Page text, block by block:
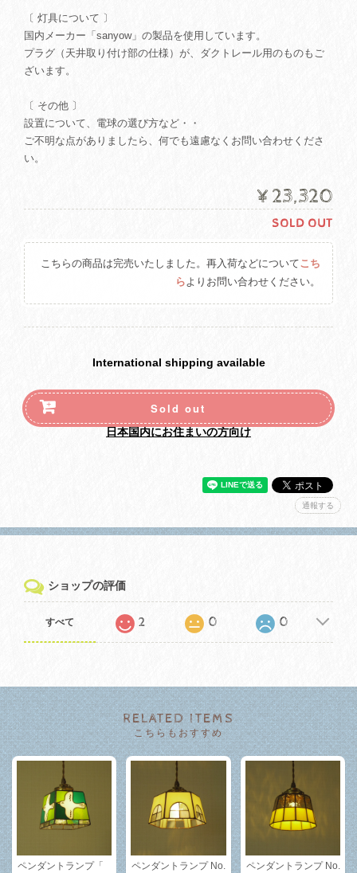
〔 灯具について 〕
国内メーカー「sanyow」の製品を使用しています。
プラグ（天井取り付け部の仕様）が、ダクトレール用のものもご
ざいます。
〔 その他 〕
設置について、電球の選び方など・・
ご不明な点がありましたら、何でも遠慮なくお問い合わせくださ
い。
¥23,320
SOLD OUT
こちらの商品は完売いたしました。再入荷などについてこち
らよりお問い合わせください。
International shipping available
Sold out
日本国内にお住まいの方向け
通報する
ショップの評価
すべて 2 0 0
RELATED ITEMS
こちらもおすすめ
ペンダントランプ「
ペンダントランプ No.
ペンダントランプ No.